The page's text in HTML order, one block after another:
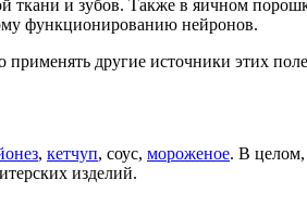
ткани и зубов. Также в яичном
функционированию нейронов.
применять другие источники этих
, кетчуп, соус, мороженое. В целом,
изделий.